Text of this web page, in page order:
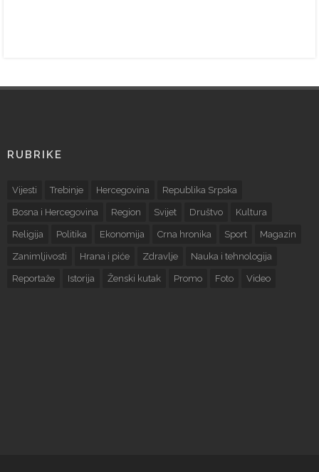
RUBRIKE
Vijesti Trebinje Hercegovina Republika Srpska
Bosna i Hercegovina Region Svijet Društvo Kultura
Religija Politika Ekonomija Crna hronika Sport Magazin
Zanimljivosti Hrana i piće Zdravlje Nauka i tehnologija
Reportaže Istorija Ženski kutak Promo Foto Video